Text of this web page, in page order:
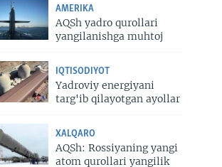
AMERIKA
AQSh yadro qurollari
yangilanishga muhtoj
IQTISODIYOT
Yadroviy energiyani
targ'ib qilayotgan ayollar
XALQARO
AQSh: Rossiyaning yangi
atom qurollari yangilik